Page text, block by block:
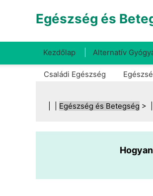
Egészség és
Kezdőlap Alternatív
Családi Egészség
Egészség és Betegség > |